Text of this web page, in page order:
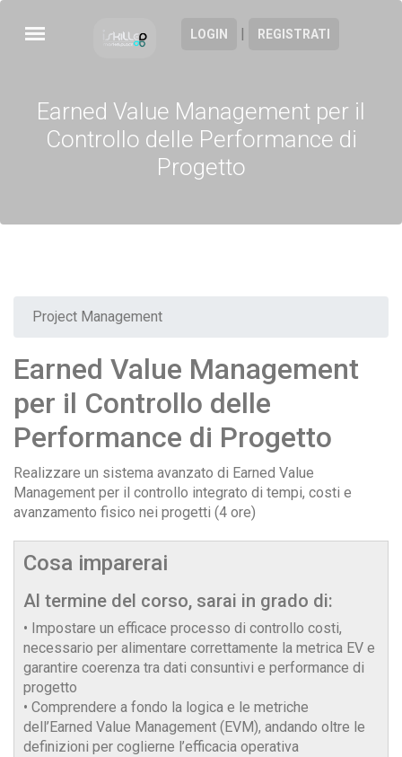
LOGIN | REGISTRATI
Earned Value Management per il
Controllo delle Performance di
Progetto
Project Management
Earned Value Management
per il Controllo delle
Performance di Progetto
Realizzare un sistema avanzato di Earned Value
Management per il controllo integrato di tempi, costi e
avanzamento fisico nei progetti (4 ore)
Cosa imparerai
Al termine del corso, sarai in grado di:
• Impostare un efficace processo di controllo costi,
necessario per alimentare correttamente la metrica EV e
garantire coerenza tra dati consuntivi e performance di
progetto
• Comprendere a fondo la logica e le metriche
dell’Earned Value Management (EVM), andando oltre le
definizioni per coglierne l’efficacia operativa